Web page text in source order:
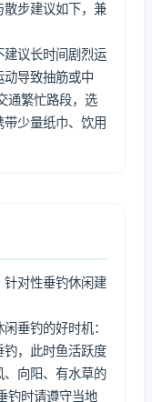
步建议如下，兼
议长时间剧烈运
导致抽筋或中
通繁忙路段，选
少量纸巾、饮用
对性垂钓休闲建
垂钓的好时机：
钓，此时鱼活跃度
向阳、有水草的
钓时请遵守当地